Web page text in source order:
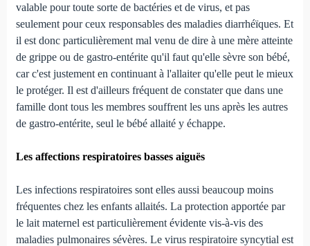
valable pour toute sorte de bactéries et de virus, et pas
seulement pour ceux responsables des maladies diarrhéïques. Et
il est donc particulièrement mal venu de dire à une mère atteinte
de grippe ou de gastro-entérite qu'il faut qu'elle sèvre son bébé,
car c'est justement en continuant à l'allaiter qu'elle peut le mieux
le protéger. Il est d'ailleurs fréquent de constater que dans une
famille dont tous les membres souffrent les uns après les autres
de gastro-entérite, seul le bébé allaité y échappe.
Les affections respiratoires basses aiguës
Les infections respiratoires sont elles aussi beaucoup moins
fréquentes chez les enfants allaités. La protection apportée par
le lait maternel est particulièrement évidente vis-à-vis des
maladies pulmonaires sévères. Le virus respiratoire syncytial est